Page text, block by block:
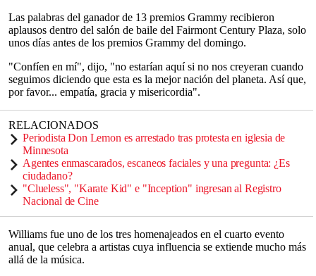
Las palabras del ganador de 13 premios Grammy recibieron
aplausos dentro del salón de baile del Fairmont Century Plaza, solo
unos días antes de los premios Grammy del domingo.
"Confíen en mí", dijo, "no estarían aquí si no nos creyeran cuando
seguimos diciendo que esta es la mejor nación del planeta. Así que,
por favor... empatía, gracia y misericordia".
RELACIONADOS
Periodista Don Lemon es arrestado tras protesta en iglesia de
Minnesota
Agentes enmascarados, escaneos faciales y una pregunta: ¿Es
ciudadano?
"Clueless", "Karate Kid" e "Inception" ingresan al Registro
Nacional de Cine
Williams fue uno de los tres homenajeados en el cuarto evento
anual, que celebra a artistas cuya influencia se extiende mucho más
allá de la música.